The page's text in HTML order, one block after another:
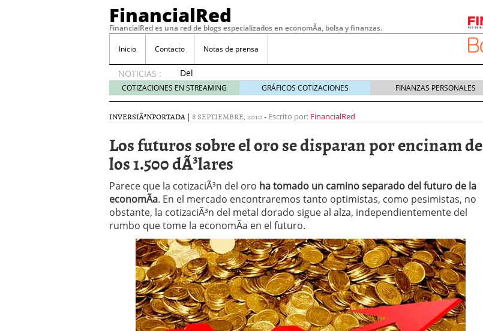
FinancialRed
FinancialRed es una red de blogs especializados en economÃ­a, bolsa y finanzas.
Inicio Contacto Notas de prensa
NOTICIAS :
Del
depósito
a la
cómo
cambiando
la
gestión
del
ahorro
en
España
05/08/2026
Seguros de convenio en pymes: la obligación que muchas empresas
descubren cuando ya es demasiado tarde 20/07/2026
ReseÃ±a de SIFX: Lo Que Deben Saber los Traders Mexicanos Antes de
Operar 29/06/2026
Crear empresa online vs proceso tradicional: ventajas reales para pymes
29/05/2026
CÃ³mo afrontar una baja mÃ©dica cuando trabajas por cuenta propia
26/05/2026
COTIZACIONES EN STREAMING GRÁFICOS COTIZACIONES FINANZAS PERSONALES
INVERSIÃ³NPORTADA | 8 SEPTIEMBRE, 2010- Escrito por: FinancialRed
Los futuros sobre el oro se disparan por encinam de
los 1.500 dÃ³lares
Parece que la cotizaciÃ³n del oro ha tomado un camino separado del futuro de la
economÃ­a. En el mercado encontraremos tanto optimistas, como pesimistas, no
obstante, la cotizaciÃ³n del metal dorado sigue al alza, independientemente del
rumbo que tome la economÃ­a en el futuro.